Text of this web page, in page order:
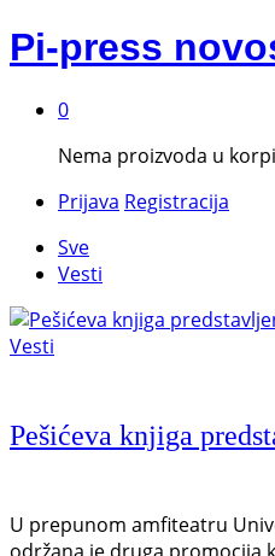
Pi-press
0
Nema proizvoda u
Prijava Registracija
Sve
Vesti
Vesti
Pešićeva knjiga
U prepunom amfiteatru